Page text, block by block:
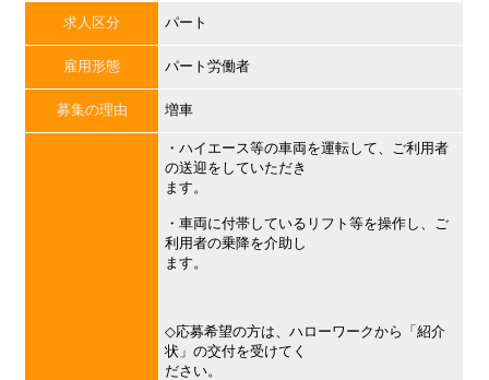
求人区分 パート
雇用形態 パート労働者
募集の理由 増車
・ハイエース等の車両を運転して、ご利用者
の送迎をしていただき
ます。
・車両に付帯しているリフト等を操作し、ご
利用者の乗降を介助し
ます。
◇応募希望の方は、ハローワークから「紹介
状」の交付を受けてく
ださい。